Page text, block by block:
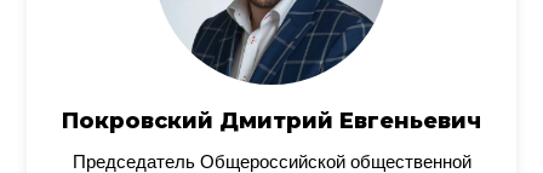
Покровский Дмитрий Евгеньевич
Председатель Общероссийской общественной